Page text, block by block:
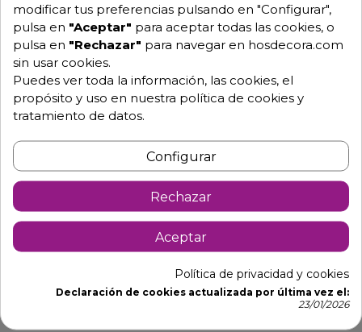
976 25 59 91
info@hosdecora.com
Descripción Detalles de producto
modificar tus preferencias pulsando en "Configurar",
pulsa en "Aceptar" para aceptar todas las cookies, o
pulsa en "Rechazar" para navegar en hosdecora.com
sin usar cookies.
Puedes ver toda la información, las cookies, el
propósito y uso en nuestra política de cookies y
tratamiento de datos.
Configurar
Rechazar
Aceptar
Política de privacidad y cookies
Declaración de cookies actualizada por última vez el:
23/01/2026